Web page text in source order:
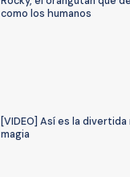
como los humanos
[VIDEO] Así es la
magia